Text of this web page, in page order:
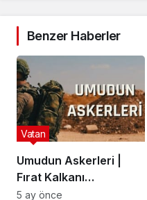
Benzer Haberler
Umudun Askerleri |
Fırat Kalkanı
Harekatı’nın 5.
Vatan
5 ay önce